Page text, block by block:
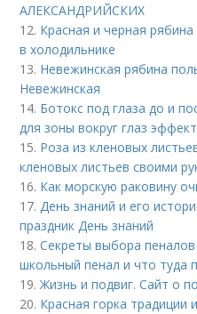
АЛЕКСАНДРИЙСКИХ
12. Красная и черная
в холодильнике
13. Невежинская рябина
Невежинская
14. Ботокс под глаза до и
для зоны вокруг глаз
15. Роза из кленовых
кленовых листьев своими
16. Как морскую раковину
17.День знаний и его
праздник День знаний
18.Секреты выбора
школьный пенал и что туда
19.Жизнь и подвиг. Сайт о
20. Красная горка